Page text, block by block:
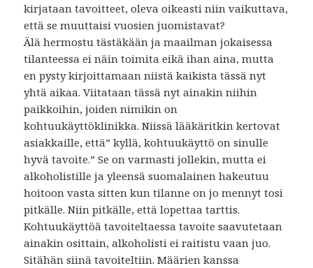
kirjataan tavoitteet, oleva oikeasti niin vaikuttava,
että se muuttaisi vuosien juomistavat?
Älä hermostu tästäkään ja maailman jokaisessa
tilanteessa ei näin toimita eikä ihan aina, mutta
en pysty kirjoittamaan niistä kaikista tässä nyt
yhtä aikaa. Viitataan tässä nyt ainakin niihin
paikkoihin, joiden nimikin on
kohtuukäyttöklinikka. Niissä lääkäritkin kertovat
asiakkaille, että” kyllä, kohtuukäyttö on sinulle
hyvä tavoite.” Se on varmasti jollekin, mutta ei
alkoholistille ja yleensä suomalainen hakeutuu
hoitoon vasta sitten kun tilanne on jo mennyt tosi
pitkälle. Niin pitkälle, että lopettaa tarttis.
Kohtuukäyttöä tavoiteltaessa tavoite saavutetaan
ainakin osittain, alkoholisti ei raitistu vaan juo.
Sitähän siinä tavoiteltiin. Määrien kanssa